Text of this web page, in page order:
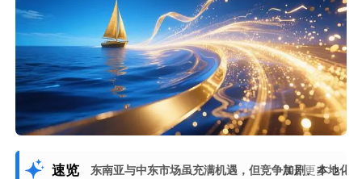
速览 东南亚与中东市场虽充满机遇，但竞争加剧、本地化
展开更多